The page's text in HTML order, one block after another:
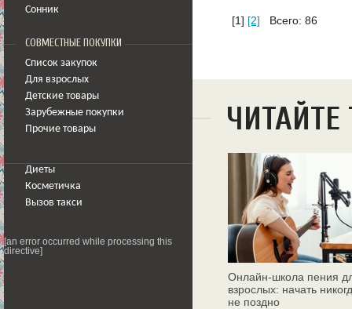
Сонник
СОВМЕСТНЫЕ ПОКУПКИ
Список закупок
Для взрослых
Детские товары
Зарубежные покупки
Прочие товары
Диеты
Косметичка
Вызов такси
[an error occurred while processing this
directive]
[1] [2] Всего: 86
Онлайн‑школа пения
взрослых: начать
не поздно